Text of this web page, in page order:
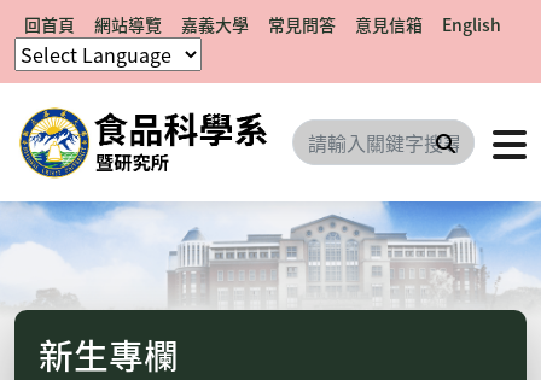
回首頁 網站導覽 嘉義大學 常見問答 意見信箱 English
搜尋
新生專欄